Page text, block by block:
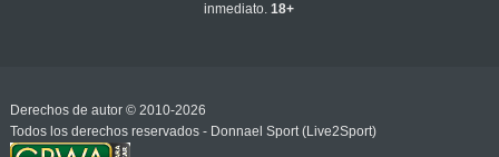
inmediato.18+
Derechos de autor © 2010-2026
Todos los derechos reservados - Donnael Sport (Live2Sport)